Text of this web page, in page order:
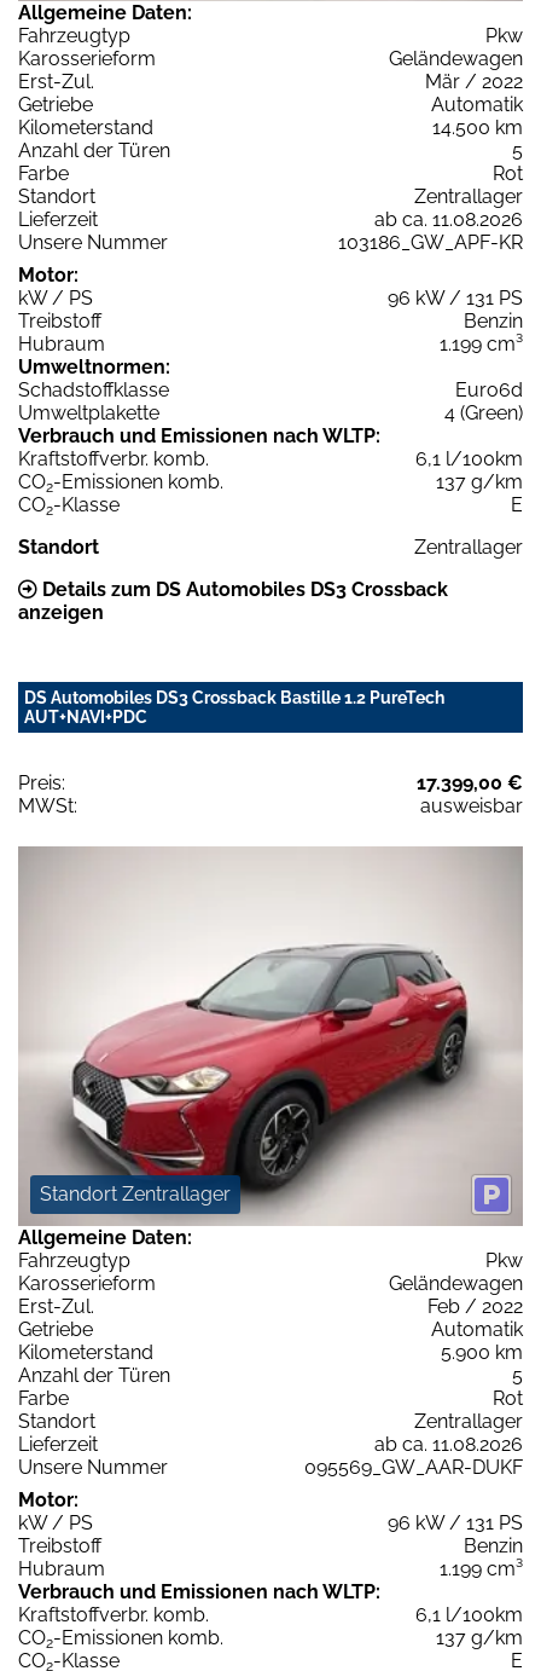
Allgemeine Daten:
Fahrzeugtyp
Pkw
Karosserieform
Geländewagen
Erst-Zul.
Mär / 2022
Getriebe
Automatik
Kilometerstand
14.500 km
Anzahl der Türen
5
Farbe
Rot
Standort
Zentrallager
Lieferzeit
ab ca. 11.08.2026
Unsere Nummer
103186_GW_APF-KR
Motor:
kW / PS
96 kW / 131 PS
Treibstoff
Benzin
Hubraum
1.199 cm³
Umweltnormen:
Schadstoffklasse
Euro6d
Umweltplakette
4 (Green)
Verbrauch und Emissionen nach WLTP:
Kraftstoffverbr. komb.
6,1 l/100km
CO2-Emissionen komb.
137 g/km
CO2-Klasse
E
Standort
Zentrallager
Details zum DS Automobiles DS3 Crossback
anzeigen
DS Automobiles DS3 Crossback Bastille 1.2 PureTech
AUT+NAVI+PDC
Preis:
17.399,00 €
MWSt:
ausweisbar
Standort Zentrallager
Allgemeine Daten:
Fahrzeugtyp
Pkw
Karosserieform
Geländewagen
Erst-Zul.
Feb / 2022
Getriebe
Automatik
Kilometerstand
5.900 km
Anzahl der Türen
5
Farbe
Rot
Standort
Zentrallager
Lieferzeit
ab ca. 11.08.2026
Unsere Nummer
095569_GW_AAR-DUKF
Motor:
kW / PS
96 kW / 131 PS
Treibstoff
Benzin
Hubraum
1.199 cm³
Verbrauch und Emissionen nach WLTP:
Kraftstoffverbr. komb.
6,1 l/100km
CO2-Emissionen komb.
137 g/km
CO2-Klasse E